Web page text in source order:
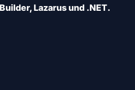
Lazarus und .NET.